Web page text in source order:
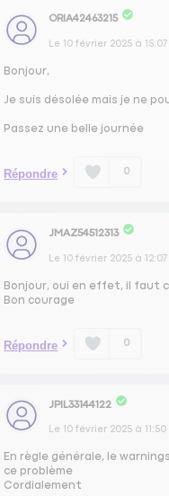
ORIA42463215
Le 10 février 2025 à 15:07
Bonjour,
Je suis désolée mais je ne
Passez une belle journée
Répondre 0
JMAZ54512313
Le 10 février 2025 à 12:07
Bonjour, oui en effet, il faut
Bon courage
Répondre 0
JPIL33144122
Le 10 février 2025 à 11:50
En règle générale, le
ce problème
Cordialement